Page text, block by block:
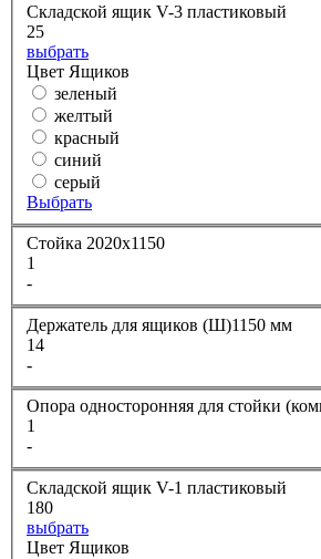
Складской ящик V-3 пластиковый
25
выбрать
Цвет Ящиков
зеленый
желтый
красный
синий
серый
Выбрать
Стойка 2020х1150
1
-
Держатель для ящиков (Ш)1150 мм
14
-
Опора односторонняя для стойки
1
-
Складской ящик V-1 пластиковый
180
выбрать
Цвет Ящиков